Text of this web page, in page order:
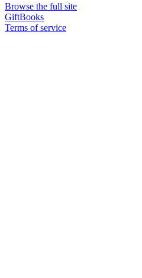
Browse the full site
GiftBooks
Terms of service